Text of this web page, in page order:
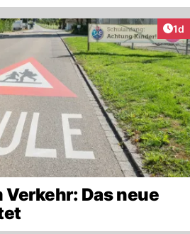
1d
Das neue